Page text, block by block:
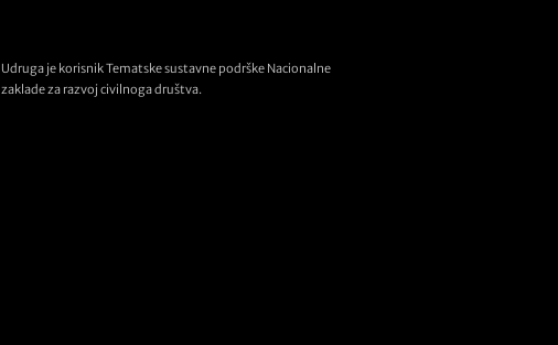
Udruga je korisnik Tematske sustavne podrške Nacionalne
zaklade za razvoj civilnoga društva.